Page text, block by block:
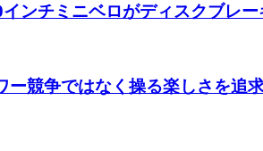
ンチミニベロがディスクブレー
競争ではなく操る楽しさを追